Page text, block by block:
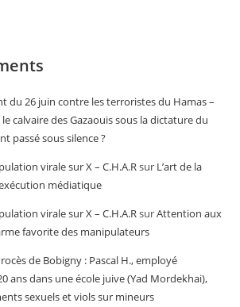
du 26 juin contre les terroristes du Hamas –
calvaire des Gazaouis sous la dictature du
passé sous silence ?
virale sur X – C.H.A.Rsur L’art de la
médiatique
virale sur X – C.H.A.RsurAttention aux
favorite des manipulateurs
de Bobigny : Pascal H., employé
ans dans une école juive (Yad Mordekhai),
sexuels et viols sur mineurs